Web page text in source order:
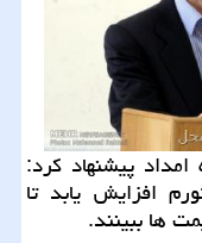
پیشنهاد كرد:
افزایش یابد تا
ها ببینند.